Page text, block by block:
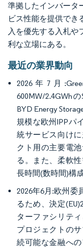
準拠したインバータ
ビス性能を提供でき
入を優先する入札や
利な立場にある。
最近の業界動向
2026年7月
600MW/2.4GWh
BYD Energy
規模な欧州IPPパ
統サービス向け
クト用の主要電
る。また、柔軟
長時間(数時間)構
2026年6月:欧州委
るため、決定
ターファシリテ
プロジェクトの
続可能な金融へ